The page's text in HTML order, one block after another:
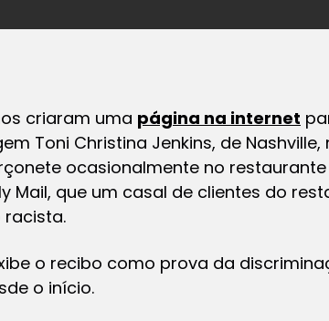
criaram uma página na internet
Toni Christina Jenkins, de
ocasionalmente no restaurante
Mail, que um casal de clientes do
racista.
o recibo como prova da
o início.